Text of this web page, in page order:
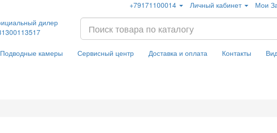
+79171100014 Личный кабинет Мои
Подводные камеры Сервисный центр Доставка и оплата Контакты